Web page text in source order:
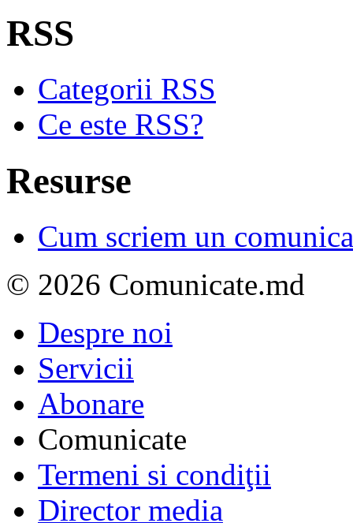
RSS
Categorii RSS
Ce este RSS?
Resurse
Cum scriem un
© 2026 Comunicate.md
Despre noi
Servicii
Abonare
Comunicate
Termeni si condiţii
Director media